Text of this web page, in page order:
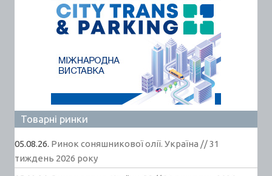
Товарні ринки
05.08.26. Ринок соняшникової олії. Україна // 31
тиждень 2026 року